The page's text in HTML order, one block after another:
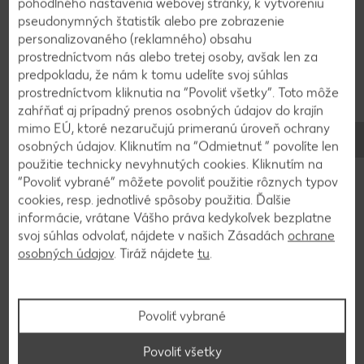
urobíme lyžicou kôpky plnky. Okraje cesta a
miesto medzi plnkou potrieme vodou. Cesto
preložíme, na okrajoch zatlačíme a nakrájame na
štvorce.
5
Na olivovom oleji opečieme lístky šalvie. Šalvia
ochutí olej a na konci poslúži na servírovanie. Na
ochutenom oleji potom opečieme na kocky
nakrájanú slaninu. Pridáme hrsť nahrubo
nasekaných orechov a sušené brusnice.
6
Kým pripravujeme slaninu, dáme variť vodu na
pseudonymných štatistík alebo pre zobrazenie
personalizovaného (reklamného) obsahu
prostredníctvom nás alebo tretej osoby, avšak len za
predpokladu, že nám k tomu udelíte svoj súhlas
prostredníctvom kliknutia na “Povoliť všetky”. Toto môže
zahŕňať aj prípadný prenos osobných údajov do krajín
mimo EÚ, ktoré nezaručujú primeranú úroveň ochrany
osobných údajov. Kliknutím na “Odmietnuť ” povolíte len
použitie technicky nevyhnutých cookies. Kliknutím na
“Povoliť vybrané” môžete povoliť použitie rôznych typov
cookies, resp. jednotlivé spôsoby použitia. Ďalšie
informácie, vrátane Vášho práva kedykoľvek bezplatne
svoj súhlas odvolať, nájdete v našich Zásadách ochrane
osobných údajov. Tiráž nájdete tu.
Povoliť vybrané
Povoliť všetky